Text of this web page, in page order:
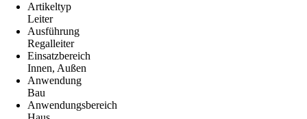
Artikeltyp
Leiter
Ausführung
Regalleiter
Einsatzbereich
Innen, Außen
Anwendung
Bau
Anwendungsbereich